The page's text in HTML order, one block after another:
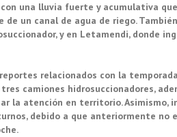
una lluvia fuerte y acumulativa
de un canal de agua de riego.
y en Letamendi, donde
relacionados con la
camiones hidrosuccionadores,
la atención en territorio. Asimismo,
debido a que anteriormente no